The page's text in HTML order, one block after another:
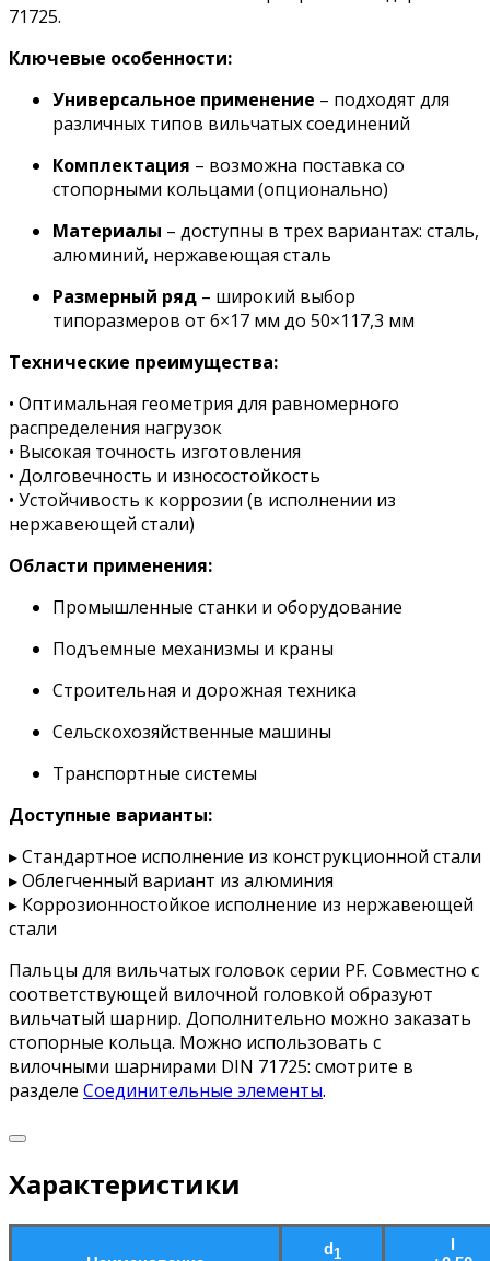
71725.
Ключевые особенности:
Универсальное применение – подходят для
различных типов вильчатых соединений
Комплектация – возможна поставка со
стопорными кольцами (опционально)
Материалы – доступны в трех вариантах: сталь,
алюминий, нержавеющая сталь
Размерный ряд – широкий выбор
типоразмеров от 6×17 мм до 50×117,3 мм
Технические преимущества:
• Оптимальная геометрия для равномерного
распределения нагрузок
• Высокая точность изготовления
• Долговечность и износостойкость
• Устойчивость к коррозии (в исполнении из
нержавеющей стали)
Области применения:
Промышленные станки и оборудование
Подъемные механизмы и краны
Строительная и дорожная техника
Сельскохозяйственные машины
Транспортные системы
Доступные варианты:
▸ Стандартное исполнение из конструкционной стали
▸ Облегченный вариант из алюминия
▸ Коррозионностойкое исполнение из нержавеющей
стали
Пальцы для вильчатых головок серии PF. Совместно с
соответствующей вилочной головкой образуют
вильчатый шарнир. Дополнительно можно заказать
стопорные кольца. Можно использовать с
вилочными шарнирами DIN 71725: смотрите в
разделе Соединительные элементы.
Характеристики
d1
l